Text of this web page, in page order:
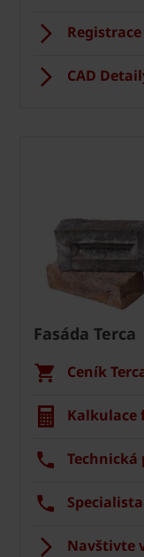
CAD
Fasáda Terca
Ceník
Kalkulace
Technická
Navštivte